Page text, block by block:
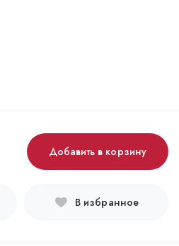
Добавить в корзину
В избранное